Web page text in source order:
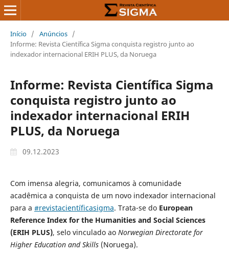
Início / Anúncios /
Informe: Revista Científica Sigma conquista registro junto ao
indexador internacional ERIH PLUS, da Noruega
Informe: Revista Científica Sigma
conquista registro junto ao
indexador internacional ERIH
PLUS, da Noruega
09.12.2023
Com imensa alegria, comunicamos à comunidade
acadêmica a conquista de um novo indexador internacional
para a #revistacientíficasigma. Trata-se do European
Reference Index for the Humanities and Social Sciences
(ERIH PLUS), selo vinculado ao Norwegian Directorate for
Higher Education and Skills(Noruega).